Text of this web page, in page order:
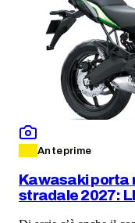
Anteprime
Kawasaki porta
stradale 2027: